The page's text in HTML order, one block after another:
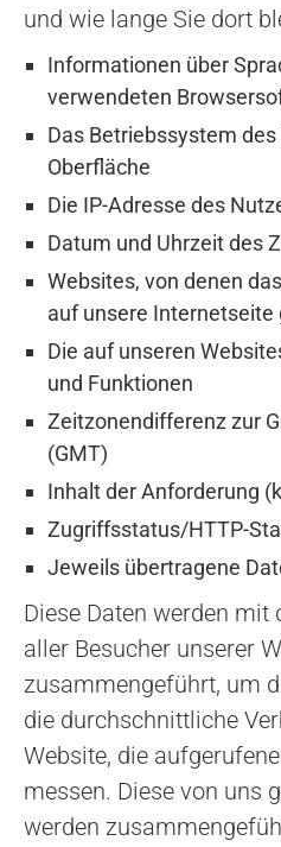
und wie lange Sie dort
Informationen über
verwendeten
Das Betriebssystem
Oberfläche
Die IP-Adresse des
Datum und Uhrzeit des
Websites, von denen
auf unsere Internetseite
Die auf unseren
und Funktionen
Zeitzonendifferenz zur
(GMT)
Inhalt der Anforderung
Zugriffsstatus/HTTP-
Jeweils übertragene
Diese Daten werden mit
aller Besucher unserer
zusammengeführt, um
die durchschnittliche
Website, die
messen. Diese von uns
werden